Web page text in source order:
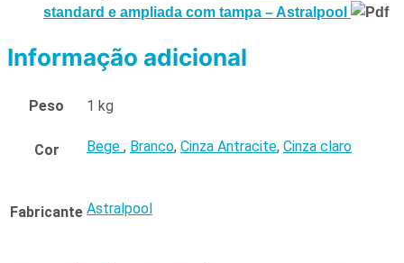
standard e ampliada com tampa – Astralpool
Informação adicional
Peso 1 kg
Cor Bege , Branco, Cinza Antracite, Cinza claro
Fabricante Astralpool